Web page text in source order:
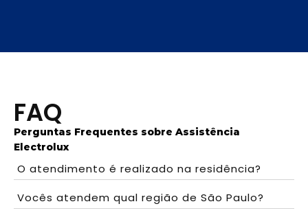
FAQ
Perguntas Frequentes sobre Assistência
Electrolux
O atendimento é realizado na residência?
Vocês atendem qual região de São Paulo?